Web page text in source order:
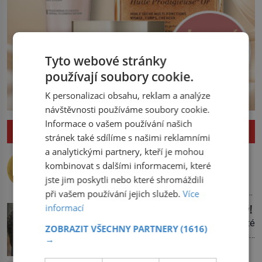
ZAJÍMAVOSTI
Nejlepší úkryt pro Nobelovy ceny?
Chemický roztok!
Po dvou dlouhých letech otevírá dveře
své laboratoře. Oči prolétnou po stole,
aby pak ulpěly na regálu, kde se nachází
tekutinu, jakmile ji zahlédne, nesmírně
Upíří jelen: Seznamte se, kabar pižmový!
Vypadá jako jelen, vlastní dlouhé špičaté
zuby, jeho pižmo najdeme v parfémech
těžké. Tato charakteristika sedí na
Tyto webové stránky
používají soubory cookie.
K personalizaci obsahu, reklam a analýze
návštěvnosti používáme soubory cookie.
Informace o vašem používání našich
stránek také sdílíme s našimi reklamními
a analytickými partnery, kteří je mohou
kombinovat s dalšími informacemi, které
jste jim poskytli nebo které shromáždili
při vašem používání jejich služeb.Více
informací
ZOBRAZIT VŠECHNY PARTNERY(1616)
→